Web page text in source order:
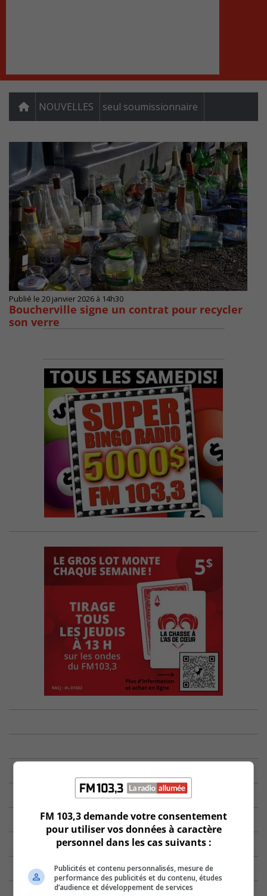
NOUVELLES seul soumissionnaire
Publié le 20 janvier 2026 à 14h30
Boucherville signe un contrat pour recycler
son verre
FM 103,3 demande votre consentement
pour utiliser vos données à caractère
personnel dans les cas suivants :
Publicités et contenu personnalisés, mesure de
performance des publicités et du contenu, études
d’audience et développement de services